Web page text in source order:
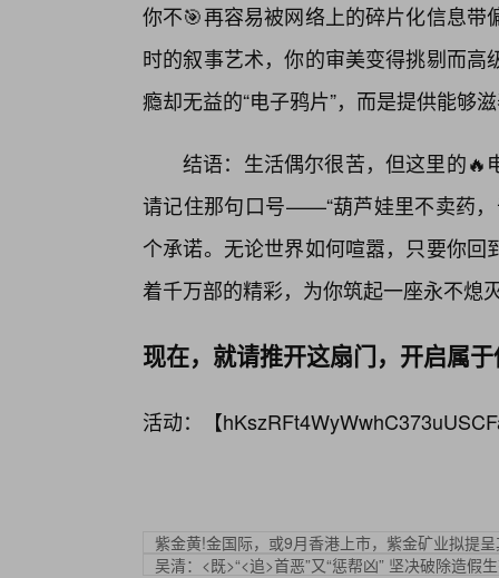
你不🎯再容易被网络上的碎片化信息
时的叙事艺术，你的审美变得挑剔而
瘾却无益的“电子鸦片”，而是提供能够
结语：生活偶尔很苦，但这里的🔥
请记住那句口号——“葫芦娃里不卖药
个承诺。无论世界如何喧嚣，只要你
着千万部的精彩，为你筑起一座永不熄
现在，就请推开这扇门，开启属
活动：【
紫金黄!金国际，或9月香港上市，紫金矿业拟提
吴清：<既>“<追>首恶”又“惩帮凶” 坚决破除造假